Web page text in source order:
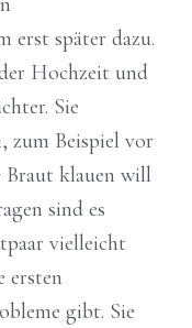
erst später dazu.
Hochzeit und
Sie
zum Beispiel vor
Braut klauen will
sind es
vielleicht
ersten
gibt. Sie